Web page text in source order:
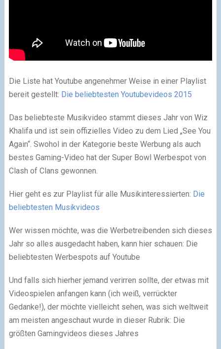
Die Liste hat Youtube angenehmer Weise in einer Playlist
bereit gestellt: Die beliebtesten Youtubevideos 2015
Das beliebteste Musikvideo stammt dieses Jahr von Wiz
Khalifa und ist sein offizielles Video zu dem Lied „See You
Again“. Swohol in der Kategorie beste Werbung als auch
bestes Gaming-Video hat der Super Bowl Werbespot von
Clash of Clans gewonnen.
Hier geht es zur Playlist für alle Musikinteressierten: Die
beliebtesten Musikvideos
Wer wissen möchte, was die Werbetreibenden sich dieses
Jahr so alles ausgedacht haben, kann hier schauen: Die
beliebtesten Werbespots auf Youtube
Und falls sich hierher jemand verirren sollte, der etwas mit
Videospielen anfangen kann (ich weiß, verrückter
Gedanke!), der möchte vielleicht sehen, was sich weltweit
am meisten angeschaut wurde in dieser Rubrik: Die
größten Gamingvideos dieses Jahres